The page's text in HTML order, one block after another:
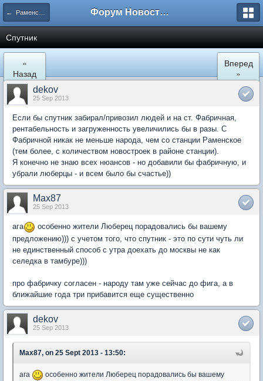
← Раменское Форум Новостройки
Спутник
«
Назад
Вперед
»
dekov
25 Sep 2013
Если бы спутник забирал/привозил людей и на ст. Фабричная,
рентабельность и загруженность увеличились бы в разы. С
Фабричной никак не меньше народа, чем со станции Раменское
(тем более, с количеством новостроек в районе станции).
Я конечно не знаю всех нюансов - но добавили бы фабричную, и
убрали люберцы - и всем было бы счастье))
Max87
25 Sep 2013
ага
особенно жители Люберец порадовались бы вашему
предложению))) с учетом того, что спутник - это по сути чуть ли
не единственный способ с утра доехать до москвы не как
селедка в тамбуре)))
про фабричку согласен - народу там уже сейчас до фига, а в
ближайшие года три прибавится еще существенно
dekov
25 Sep 2013
Max87, on 25 Sept 2013 - 13:50:
ага
особенно жители Люберец порадовались бы вашему